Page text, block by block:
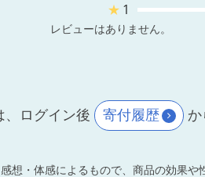
★ 1
レビューはありません。
、ログイン後 寄付履歴 か
想・体感によるもので、商品の効果や